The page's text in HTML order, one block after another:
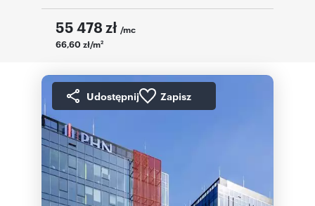
55 478 zł /mc
66,60 zł/m2
Udostępnij Zapisz